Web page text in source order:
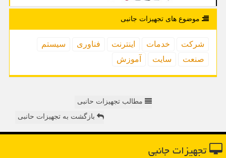
موضوع های تجهیزات جانبی
شركت خدمات اینترنت فناوری
سیستم
صنعت
سایت آموزش
مطالب تجهیزات حانبی
بازگشت به تجهیزات حانبی
تجهیزات جانبی